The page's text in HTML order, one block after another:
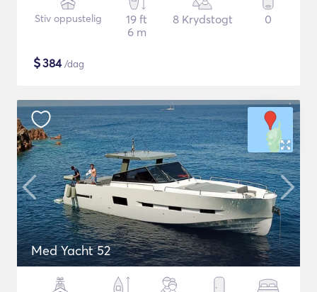
Stiv oppustelig
19 ft
6 m
8 Krydstogt 0
$384/dag
Med Yacht 52